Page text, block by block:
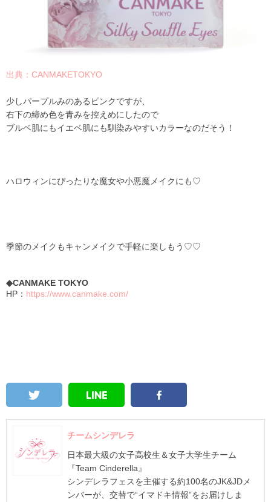
出典：CANMAKETOKYO
少しパープルみのあるピンクですが、
右下の締め色を青みを控えめにしたので
ブルベ肌にもイエベ肌にも馴染みやすいカラーなのだそう！
ハロウィンにぴったりな魔女や小悪魔メイクにも♡
季節のメイクもキャンメイクで手軽に楽しもう♡♡
◆CANMAKE TOKYO
HP： https://www.canmake.com/
チームシンデレラ
日本最大級の女子高校生＆女子大学生チーム
『Team Cinderella』
シンデレラフェスを主催する約100名のJK&JDメ
ンバーが、交替で“イマドキ情報”をお届けしま